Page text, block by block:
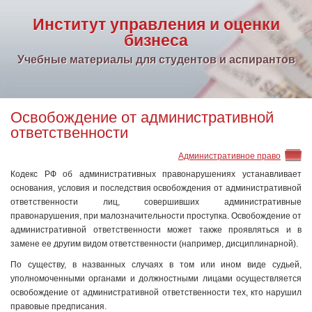
Институт управления и оценки
бизнеса
Учебные материалы для студентов и аспирантов
Освобождение от административной
ответственности
Административное право
Кодекс РФ об административных правонарушениях устанавливает
основания, условия и последствия освобождения от административной
ответственности лиц, совершивших административные
правонарушения, при малозначительности проступка. Освобождение от
административной ответственности может также проявляться и в
замене ее другим видом ответственности (например, дисциплинарной).
По существу, в названных случаях в том или ином виде судьей,
уполномоченными органами и должностными лицами осуществляется
освобождение от административной ответственности тех, кто нарушил
правовые предписания.